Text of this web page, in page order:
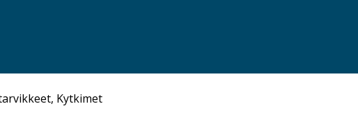
, Kytkimet